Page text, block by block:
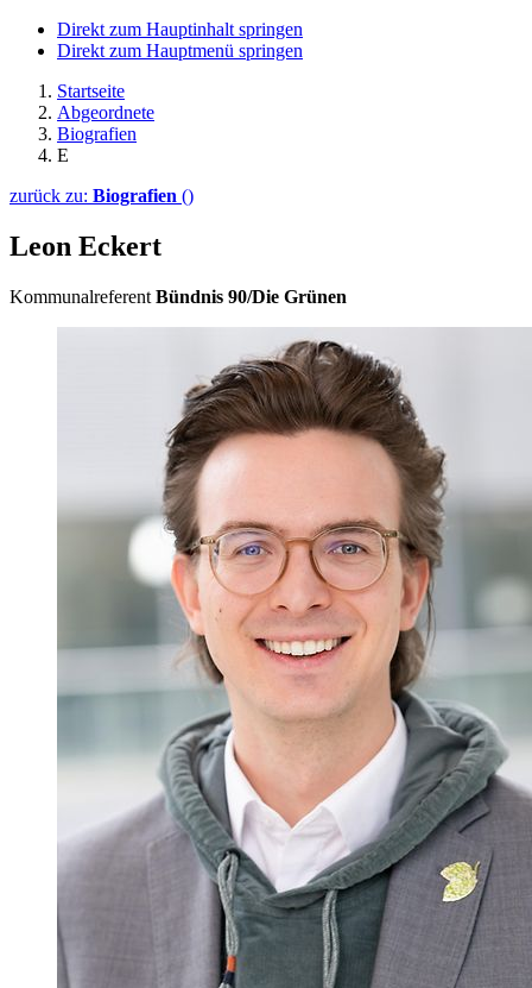
Direkt zum Hauptinhalt springen
Direkt zum Hauptmenü springen
Startseite
Abgeordnete
Biografien
E
zurück zu: Biografien ()
Leon Eckert
Kommunalreferent Bündnis 90/Die Grünen